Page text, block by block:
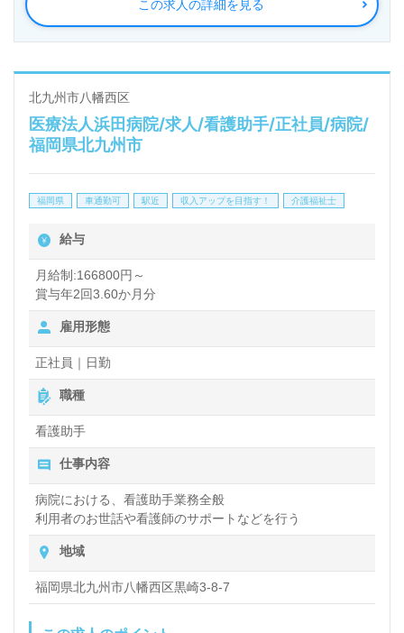
◎『心と心のふれあい×先進の医療技術×快適な医療
空間』ホスピタリティ溢れるチームの一員として、ご
経験を活かしませんか◎
看護助手や介護職経験のある方をお迎えします。病院
での勤務経験は問いません。患者様第一、心と心のふ
れあいを大切にされている病院様です。『患者様のた
制、年収アップを目指せる給与/人事制度もうれしい
ポイント！『患者様のお役に立ちたい』『”患者様の
ために”を第一に考える職場で働きたい』『施設/病院
勤務経験を活かしたい』『やりがいを感じながら働き
たい』『転職で施設形態や環境を変えて働きたい』等
の方も大歓迎です。募集詳細等、担当コンサルタント
よりご案内します。お問い合わせも遠慮なくお願いし
ます。
医療/福祉業界の正社員/パート求人探しは【ウィルオ
ブ介護】＊求人情報収集、将来的に検討の方も遠慮な
LINE、メール、お電話などご希望に応じてお問い合
わせ/ご相談可能です。転職相談、求人紹介、年収交
この求人の詳細を見る
北九州市八幡西区
医療法人浜田病院/求人/看護助手/正社員/病院/
福岡県北九州市
福岡県 車通勤可 駅近 収入アップを目指す！ 介護福祉士
給与
月給制:166800円～
賞与年2回3.60か月分
雇用形態
正社員｜日勤
職種
看護助手
仕事内容
病院における、看護助手業務全般
利用者のお世話や看護師のサポートなどを行う
地域
福岡県北九州市八幡西区黒崎3-8-7